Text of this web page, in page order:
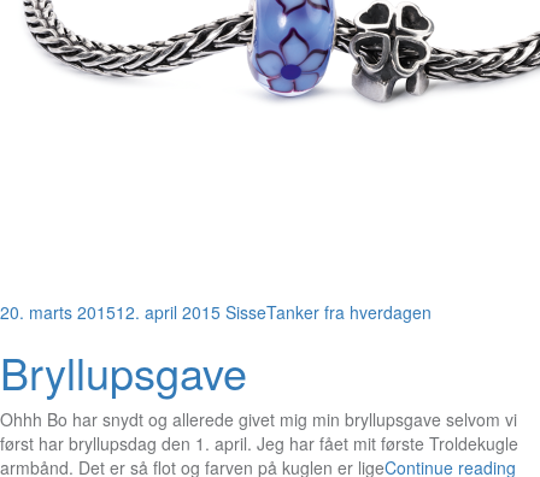
20. marts 201512. april 2015 SisseTanker fra hverdagen
Bryllupsgave
Ohhh Bo har snydt og allerede givet mig min bryllupsgave selvom vi
først har bryllupsdag den 1. april. Jeg har fået mit første Troldekugle
armbånd. Det er så flot og farven på kuglen er ligeContinue reading